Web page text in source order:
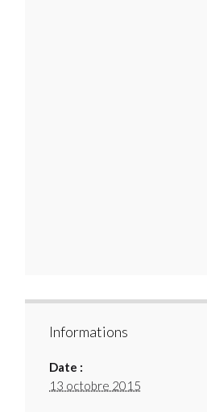
Informations
Date :
13 octobre 2015